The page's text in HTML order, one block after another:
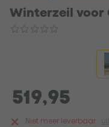
Winterzeil voor
519,95
Niet meer leverbaar